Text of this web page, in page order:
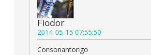
Fiodor
2014-05-15 07:55:50
Consonantongo